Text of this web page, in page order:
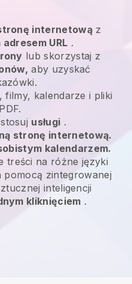
internetowąz
URL .
lub skorzystaj z
aby uzyskać
filmy, kalendarze i pliki
PDF.
usługi .
stronę internetową.
kalendarzem.
treści na różne języki
pomocą zintegrowanej
inteligencji
kliknięciem .